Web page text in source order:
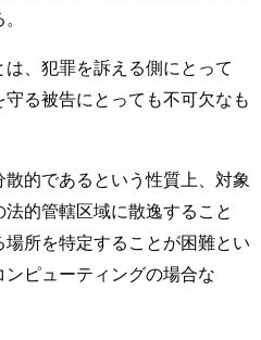
、犯罪を訴える側にとって
る被告にとっても不可欠なも
的であるという性質上、対象
的管轄区域に散逸すること
所を特定することが困難とい
ピューティングの場合な